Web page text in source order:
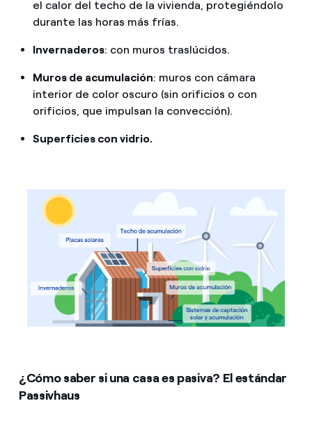
el calor del techo de la vivienda, protegiéndolo
durante las horas más frías.
Invernaderos: con muros traslúcidos.
Muros de acumulación: muros con cámara
interior de color oscuro (sin orificios o con
orificios, que impulsan la convección).
Superficies con vidrio.
¿Cómo saber si una casa es pasiva? El estándar
Passivhaus